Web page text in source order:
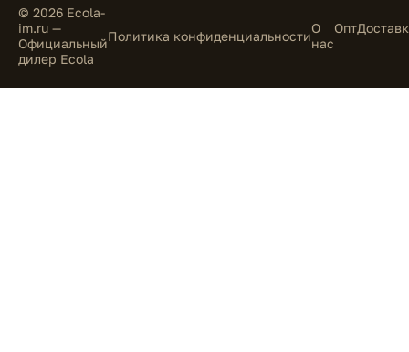
© 2026 Ecola-
im.ru —
Официальный
дилер Ecola
Политика конфиденциальностиО
нас
Опт